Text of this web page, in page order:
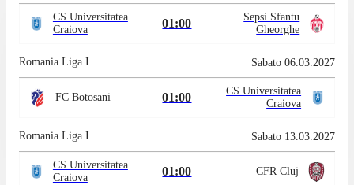
CS Universitatea
Craiova
01:00
Sepsi Sfantu
Gheorghe
Romania Liga I Sabato 06.03.2027
FC Botosani 01:00
CS Universitatea
Craiova
Romania Liga I Sabato 13.03.2027
CS Universitatea
Craiova
01:00 CFR Cluj